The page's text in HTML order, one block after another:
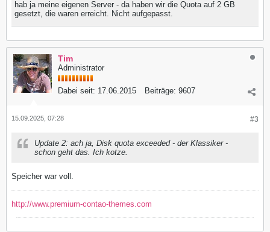
hab ja meine eigenen Server - da haben wir die Quota auf 2 GB
gesetzt, die waren erreicht. Nicht aufgepasst.
Tim
Administrator
Dabei seit: 17.06.2015 Beiträge: 9607
#3
15.09.2025, 07:28
Update 2: ach ja, Disk quota exceeded - der Klassiker -
schon geht das. Ich kotze.
Speicher war voll.
http://www.premium-contao-themes.com